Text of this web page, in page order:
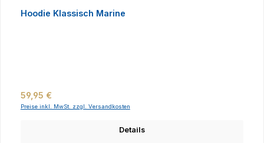
Hoodie Klassisch Marine
Regulärer Preis:
59,95 €
Preise inkl. MwSt. zzgl. Versandkosten
Details